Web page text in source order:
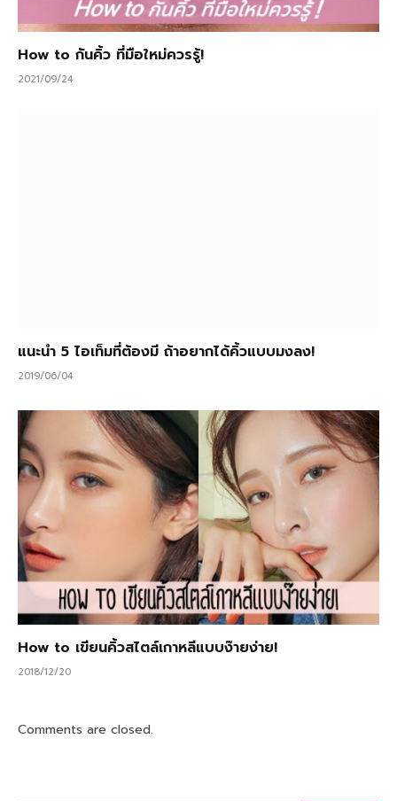
How to กันคิ้ว ที่มือใหม่ควรรู้!
2021/09/24
แนะนำ 5 ไอเท็มที่ต้องมี ถ้าอยากได้คิ้วแบบมงลง!
2019/06/04
How to เขียนคิ้วสไตล์เกาหลีแบบง๊ายง่าย!
2018/12/20
Comments are closed.